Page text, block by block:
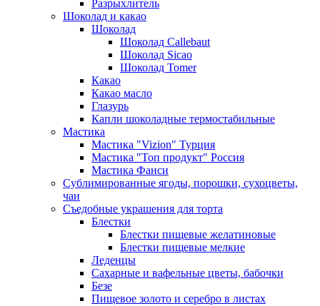
Разрыхлитель
Шоколад и какао
Шоколад
Шоколад Callebaut
Шоколад Sicao
Шоколад Tomer
Какао
Какао масло
Глазурь
Капли шоколадные термостабильные
Мастика
Мастика "Vizion" Турция
Мастика "Топ продукт" Россия
Мастика Фанси
Сублимированные ягоды, порошки, сухоцветы,
чаи
Съедобные украшения для торта
Блестки
Блестки пищевые желатиновые
Блестки пищевые мелкие
Леденцы
Сахарные и вафельные цветы, бабочки
Безе
Пищевое золото и серебро в листах